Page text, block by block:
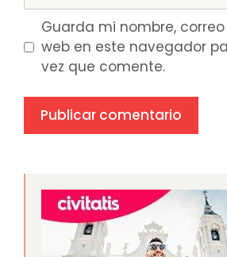
Guarda mi nombre,
web en este navegador
vez que comente.